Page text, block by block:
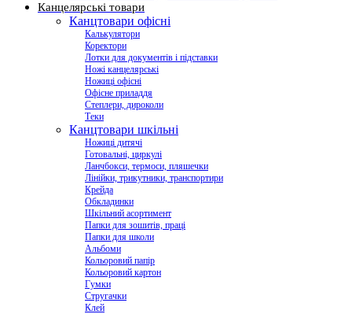
Канцелярські товари
Канцтовари офісні
Калькулятори
Коректори
Лотки для документів і підставки
Ножі канцелярські
Ножиці офісні
Офісне приладдя
Степлери, дироколи
Теки
Канцтовари шкільні
Ножиці дитячі
Готовальні, циркулі
Ланчбокси, термоси, пляшечки
Лінійки, трикутники, транспортири
Крейда
Обкладинки
Шкільний асортимент
Папки для зошитів, праці
Папки для школи
Альбоми
Кольоровий папір
Кольоровий картон
Гумки
Стругачки
Клей